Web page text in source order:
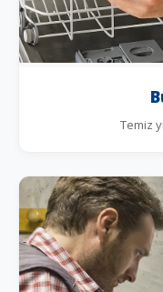
Temiz